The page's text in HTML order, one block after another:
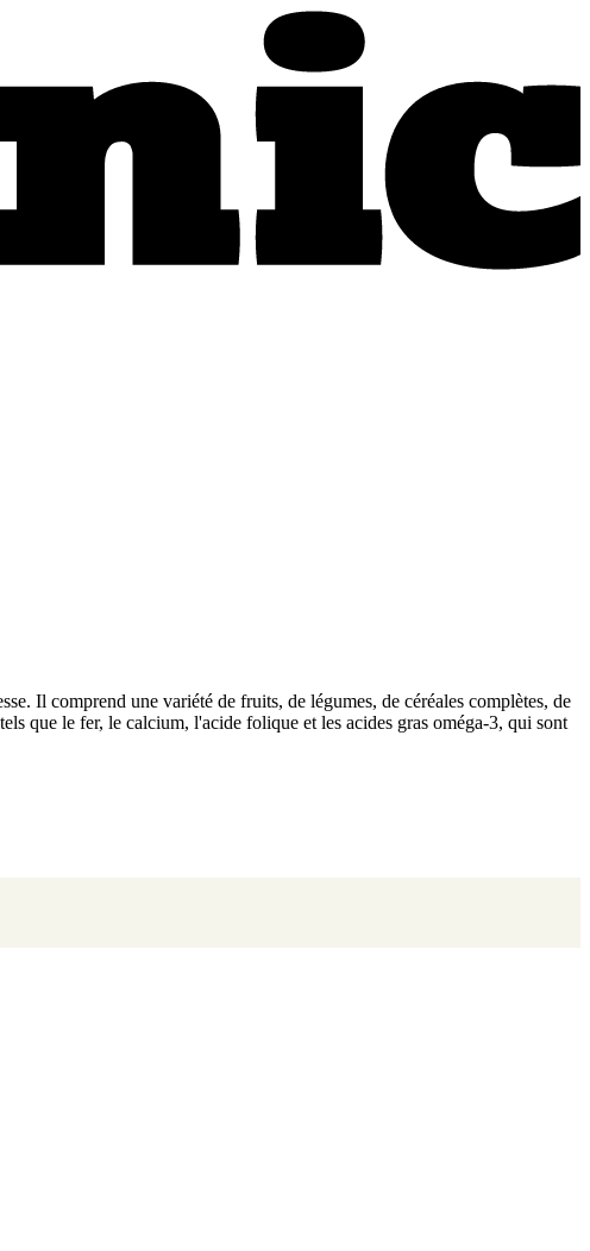
Il comprend une variété de fruits, de légumes, de céréales complètes, de
que le fer, le calcium, l'acide folique et les acides gras oméga-3, qui sont